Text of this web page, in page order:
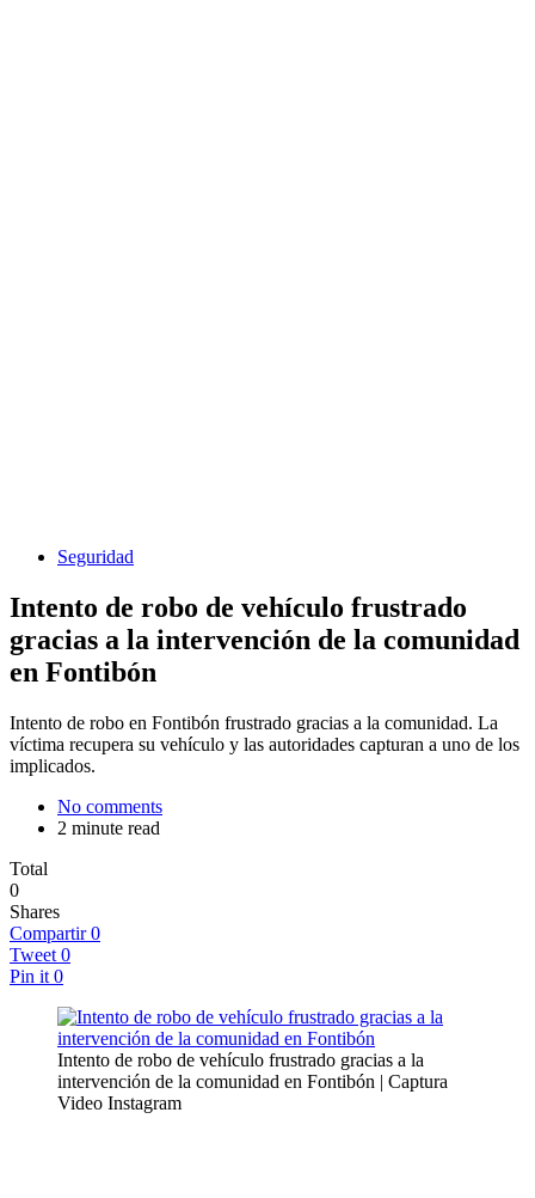
Seguridad
Intento de robo de vehículo frustrado
gracias a la intervención de la comunidad
en Fontibón
Intento de robo en Fontibón frustrado gracias a la comunidad. La
víctima recupera su vehículo y las autoridades capturan a uno de los
implicados.
No comments
2 minute read
Total
0
Shares
Compartir 0
Tweet 0
Pin it 0
Intento de robo de vehículo frustrado gracias a la
intervención de la comunidad en Fontibón | Captura
Video Instagram